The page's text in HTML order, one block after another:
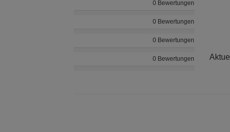
0 Bewertungen
0 Bewertungen
0 Bewertungen
0 Bewertungen